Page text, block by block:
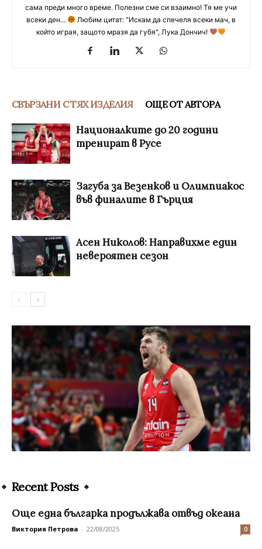
сама преди много време. Полезни сме си взаимно! Тя ме учи
всеки ден...
Любим цитат: "Искам да спечеля всеки мач, в
който играя, защото мразя да губя", Лука Дончич!
СВЪРЗАНИ С ТЯХ ИЗДЕЛИЯ ОЩЕ ОТ АВТОРА
Националките до 20 години
тренират в Русе
Загуба за Везенков и Олимпиакос
във финалите в Гърция
Асен Николов: Направихме един
невероятен сезон
Recent Posts
Още една българка продължава отвъд океана
Виктория Петрова - 22/08/2025 0